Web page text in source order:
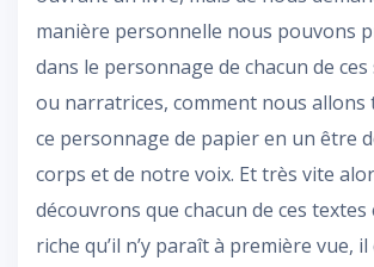
manière personnelle nous pouvons
dans le personnage de chacun de
ou narratrices, comment nous
ce personnage de papier en un être
corps et de notre voix. Et très vite
découvrons que chacun de ces
riche qu’il n’y paraît à première vue,